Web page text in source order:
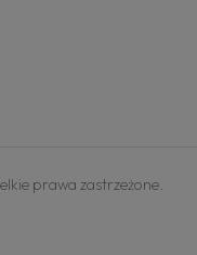
prawa zastrzeżone.